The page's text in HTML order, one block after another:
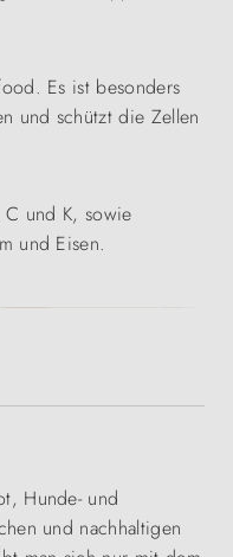
Es ist besonders
und schützt die Zellen
und K, sowie
und Eisen.
Hunde- und
und nachhaltigen